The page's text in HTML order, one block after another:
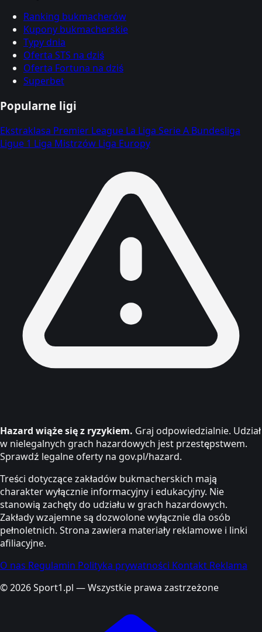
Ranking bukmacherów
Kupony bukmacherskie
Typy dnia
Oferta STS na dziś
Oferta Fortuna na dziś
Superbet
Popularne ligi
Ekstraklasa Premier League La Liga Serie A Bundesliga
Ligue 1 Liga Mistrzów Liga Europy
Hazard wiąże się z ryzykiem. Graj odpowiedzialnie. Udział
w nielegalnych grach hazardowych jest przestępstwem.
Sprawdź legalne oferty na gov.pl/hazard.
Treści dotyczące zakładów bukmacherskich mają
charakter wyłącznie informacyjny i edukacyjny. Nie
stanowią zachęty do udziału w grach hazardowych.
Zakłady wzajemne są dozwolone wyłącznie dla osób
pełnoletnich. Strona zawiera materiały reklamowe i linki
afiliacyjne.
O nas Regulamin Polityka prywatności Kontakt Reklama
© 2026 Sport1.pl — Wszystkie prawa zastrzeżone